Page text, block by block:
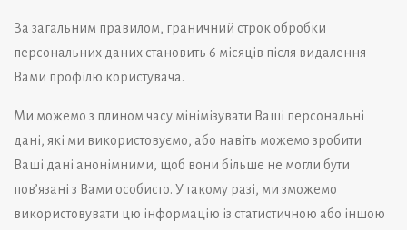
За загальним правилом, граничний строк обробки
персональних даних становить 6 місяців після видалення
Вами профілю користувача.
Ми можемо з плином часу мінімізувати Ваші персональні
дані, які ми використовуємо, або навіть можемо зробити
Ваші дані анонімними, щоб вони більше не могли бути
пов’язані з Вами особисто. У такому разі, ми зможемо
використовувати цю інформацію із статистичною або іншою